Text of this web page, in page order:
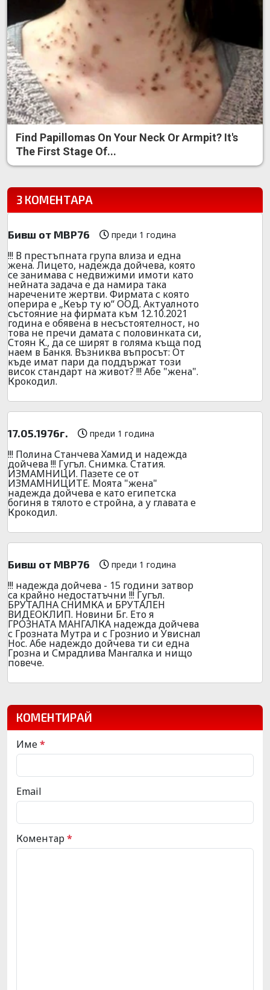
Find Papillomas On Your Neck Or Armpit? It's
The First Stage Of...
3 КОМЕНТАРА
Бивш от МВР76 преди 1 година
!!! В престъпната група влиза и една
жена. Лицето, надежда дойчева, която
се занимава с недвижими имоти като
нейната задача е да намира така
наречените жертви. Фирмата с която
оперира е „Кеър ту ю“ ООД. Актуалното
състояние на фирмата към 12.10.2021
година е обявена в несъстоятелност, но
това не пречи дамата с половинката си,
Стоян К., да се ширят в голяма къща под
наем в Банкя. Възниква въпросът: От
къде имат пари да поддържат този
висок стандарт на живот? !!! Абе "жена".
Крокодил.
17.05.1976г. преди 1 година
!!! Полина Станчева Хамид и надежда
дойчева !!! Гугъл. Снимка. Статия.
ИЗМАМНИЦИ. Пазете се от
ИЗМАМНИЦИТЕ. Моята "жена"
надежда дойчева е като египетска
богиня в тялото е стройна, а у главата е
Крокодил.
Бивш от МВР76 преди 1 година
!!! надежда дойчева - 15 години затвор
са крайно недостатъчни !!! Гугъл.
БРУТАЛНА СНИМКА и БРУТАЛЕН
ВИДЕОКЛИП. Новини Бг. Ето я
ГРОЗНАТА МАНГАЛКА надежда дойчева
с Грозната Мутра и с Грознио и Увиснал
Нос. Абе надеждо дойчева ти си една
Грозна и Смрадлива Мангалка и нищо
повече.
КОМЕНТИРАЙ
Име*
Email
Коментар*